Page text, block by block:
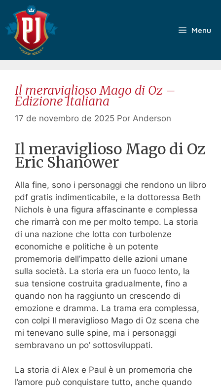
para
conteúdo
Menu
Il meraviglioso Mago di Oz –
Edizione Italiana
17 de novembro de 2025 Por Anderson
Il meraviglioso Mago di Oz
Eric Shanower
Alla fine, sono i personaggi che rendono un libro
pdf gratis indimenticabile, e la dottoressa Beth
Nichols è una figura affascinante e complessa
che rimarrà con me per molto tempo. La storia
di una nazione che lotta con turbolenze
economiche e politiche è un potente
promemoria dell’impatto delle azioni umane
sulla società. La storia era un fuoco lento, la
sua tensione costruita gradualmente, fino a
quando non ha raggiunto un crescendo di
emozione e dramma. La trama era complessa,
con colpi Il meraviglioso Mago di Oz scena che
mi tenevano sulle spine, ma i personaggi
sembravano un po’ sottosviluppati.
La storia di Alex e Paul è un promemoria che
l’amore può conquistare tutto, anche quando